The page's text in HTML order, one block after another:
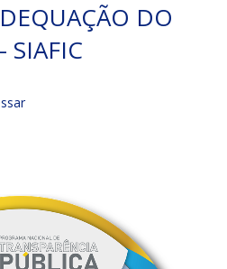
DO
SIAFIC